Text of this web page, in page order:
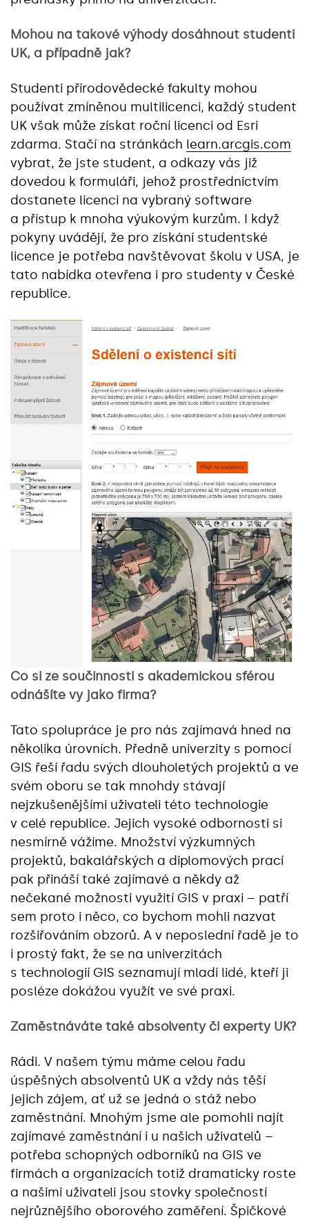
Mohou na takové výhody dosáhnout studenti
UK, a případně jak?
Studenti přírodovědecké fakulty mohou
používat zmíněnou multilicenci, každý student
UK však může získat roční licenci od Esri
zdarma. Stačí na stránkách learn.arcgis.com
vybrat, že jste student, a odkazy vás již
dovedou k formuláři, jehož prostřednictvím
dostanete licenci na vybraný software
a přístup k mnoha výukovým kurzům. I když
pokyny uvádějí, že pro získání studentské
licence je potřeba navštěvovat školu v USA, je
tato nabídka otevřena i pro studenty v České
republice.
Co si ze součinnosti s akademickou sférou
odnášíte vy jako firma?
Tato spolupráce je pro nás zajímavá hned na
několika úrovních. Předně univerzity s pomocí
GIS řeší řadu svých dlouholetých projektů a ve
svém oboru se tak mnohdy stávají
nejzkušenějšími uživateli této technologie
v celé republice. Jejich vysoké odbornosti si
nesmírně vážíme. Množství výzkumných
projektů, bakalářských a diplomových prací
pak přináší také zajímavé a někdy až
nečekané možnosti využití GIS v praxi – patří
sem proto i něco, co bychom mohli nazvat
rozšiřováním obzorů. A v neposlední řadě je to
i prostý fakt, že se na univerzitách
s technologií GIS seznamují mladí lidé, kteří ji
posléze dokážou využít ve své praxi.
Zaměstnáváte také absolventy či experty UK?
Rádi. V našem týmu máme celou řadu
úspěšných absolventů UK a vždy nás těší
jejich zájem, ať už se jedná o stáž nebo
zaměstnání. Mnohým jsme ale pomohli najít
zajímavé zaměstnání i u našich uživatelů –
potřeba schopných odborníků na GIS ve
firmách a organizacích totiž dramaticky roste
a našimi uživateli jsou stovky společností
nejrůznějšího oborového zaměření. Špičkové